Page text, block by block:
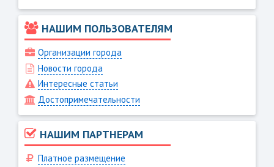
НАШИМ ПОЛЬЗОВАТЕЛЯМ
Организации города
Новости города
Интересные статьи
Достопримечательности
НАШИМ ПАРТНЕРАМ
Платное размещение